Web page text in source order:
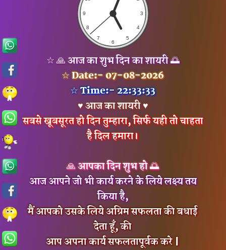
☆ 🙏 आज का शुभ दिन का शायरी 🌅
☆ Date:- 07-08-2026
☆ Time:- 22:33:33
♥ आज का शायरी ♥
सबसे खूबसूरत हो दिन तुम्हारा, सिर्फ यही तो चाहता
है दिल हमारा।
🙏 आपका दिन शुभ हो 🌅
आज आपने जो भी कार्य करने के लिये लक्ष्य तय
किया है,
मैं आपको उसके लिये अग्रिम सफलता की बधाई
देता हूँ, की
आप अपना कार्य सफलतापूर्वक करे |